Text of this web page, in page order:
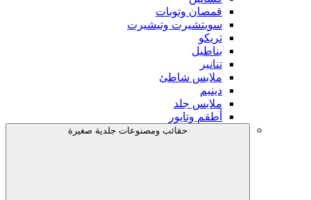
قمصان وتوبات
سويتشيرت وتيشيرت
تريكو
بناطيل
تنانير
ملابس شاطئ
دينيم
ملابس جلد
أطقم وتايور
حقائب ومصنوعات جلدية صغيرة